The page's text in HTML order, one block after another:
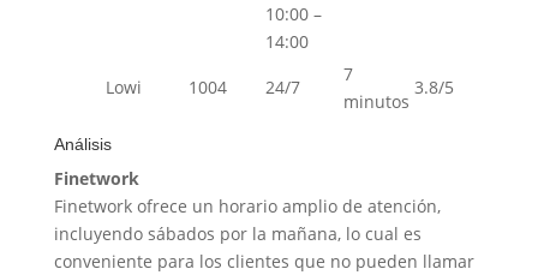
10:00 –
14:00
Lowi 1004 24/7
7
minutos
3.8/5
Análisis
Finetwork
Finetwork ofrece un horario amplio de atención,
incluyendo sábados por la mañana, lo cual es
conveniente para los clientes que no pueden llamar